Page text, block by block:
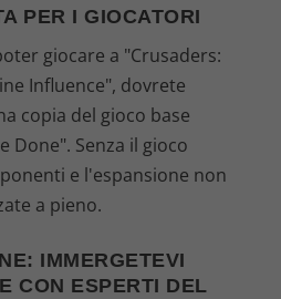
PER I GIOCATORI
giocare a "Crusaders:
Influence", dovrete
copia del gioco base
Done". Senza il gioco
e l'espansione non
a pieno.
IMMERGETEVI
CON ESPERTI DEL